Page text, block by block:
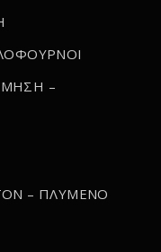
–
– ΠΛΥΜΕΝΟ